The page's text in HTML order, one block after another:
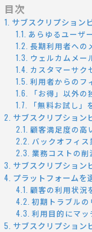
目次
サブスクリプション
あらゆるユーザ
長期利用者への
ウェルカムメー
カスタマーサク
利用者からのフ
「お得」以外の
「無料お試し
サブスクリプション
顧客満足度の高
バックオフィス
業務コストの削
サブスクリプション
プラットフォームを
顧客の利用状況
初期トラブル
利用目的にマッ
サブスクリプション